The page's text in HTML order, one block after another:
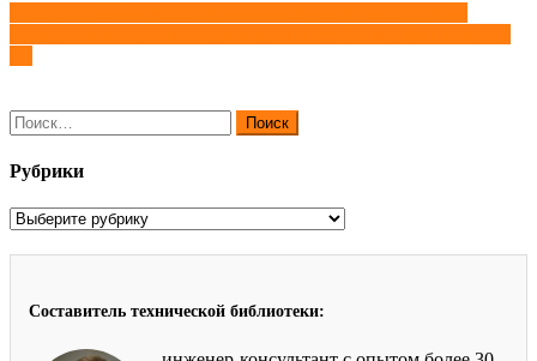
Навигация
по
Найти:
Рубрики
Рубрики
Составитель технической библиотеки: